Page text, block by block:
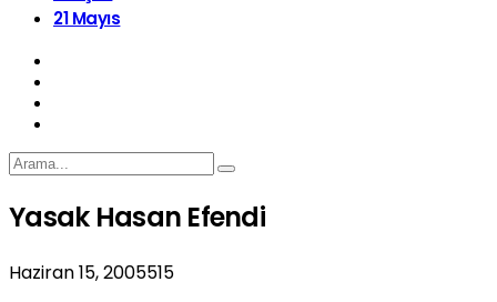
21 Mayıs
Yasak Hasan Efendi
Haziran 15, 2005515